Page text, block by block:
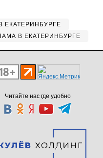
ЕКАТЕРИНБУРГЕ
В ЕКАТЕРИНБУРГЕ
Читайте нас где удобно